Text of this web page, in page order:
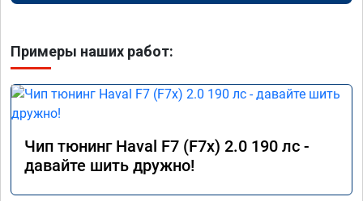
Примеры наших работ:
Чип тюнинг Haval F7 (F7x) 2.0 190 лс -
давайте шить дружно!